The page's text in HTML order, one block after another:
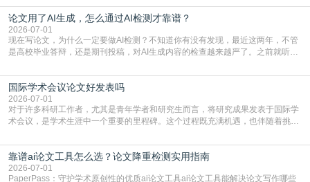
须加做AI查重。很多人分不清，AI查重和普通查重到底有啥区别？这里说透：普
通查重查的是你的文字和已公开文献的重复比例，防的是抄袭；AI查重查的是你
的内容里，有多少是AI生成的，防的是过
论文用了AI生成，怎么通过AI检测才靠谱？
2026-07-01
现在写论文，为什么一定要做AI检测？不知道你有没有发现，最近这两年，不管
是高校毕业答辩，还是期刊投稿，对AI生成内容的检查越来越严了。之前就听身
要求修改，还差点被判定学术不规范，真的太冤了。现在国内多数高校和核心期
刊，都已经明确出台了相关规定：如果使用AI生成内容辅助写作，必须明确标
注，未标注的AI生成内容会被认定为不符合学
国际学术会议论文好发表吗
2026-07-01
对于许多科研工作者，尤其是青年学者和研究生而言，将研究成果发表于国际学
术会议，是学术生涯中一个重要的里程碑。这个过程既充满机遇，也伴随着挑
疑问：国际学术会议论文到底好不好发表？其价值和难度究竟如何衡量。本篇
AEIC学术交流中心小编就为大家介绍“国际学术会议论文好发表吗”。一、会议论
文发表的相对优势与期刊论文相比，国际会议论文的发
靠谱ai论文工具怎么选？论文降重检测实用指南
2026-07-01
PaperPass：守护学术原创性的优质ai论文工具ai论文工具能解决论文写作哪些